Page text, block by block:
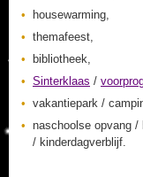
housewarming,
themafeest,
bibliotheek,
Sinterklaas /
vakantiepark /
naschoolse opvang /
/ kinderdagverblijf.